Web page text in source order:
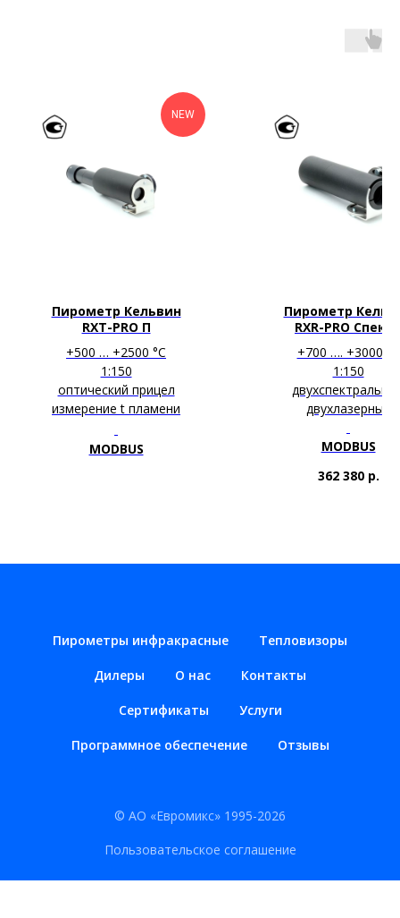
NEW
Пирометр Кельвин
RXT-PRO П
+500 … +2500 °С
1:150
оптический прицел
измерение t пламени
MODBUS
Пирометр
RXR-PRO
+700 …. +3000 °С
1:150
двухлазерный
MODBUS
362 380 р.
Пирометры инфракрасные Тепловизоры
Дилеры О нас Контакты
Сертификаты Услуги
Программное обеспечение Отзывы
© АО «Евромикс» 1995-2026
Пользовательское соглашение